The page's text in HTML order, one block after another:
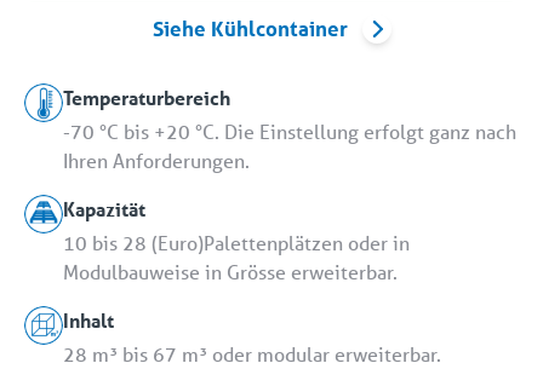
Siehe Kühlcontainer
Temperaturbereich
-70 °C bis +20 °C. Die Einstellung erfolgt ganz nach
Ihren Anforderungen.
Kapazität
10 bis 28 (Euro)Palettenplätzen oder in
Modulbauweise in Grösse erweiterbar.
Inhalt
28 m³ bis 67 m³ oder modular erweiterbar.